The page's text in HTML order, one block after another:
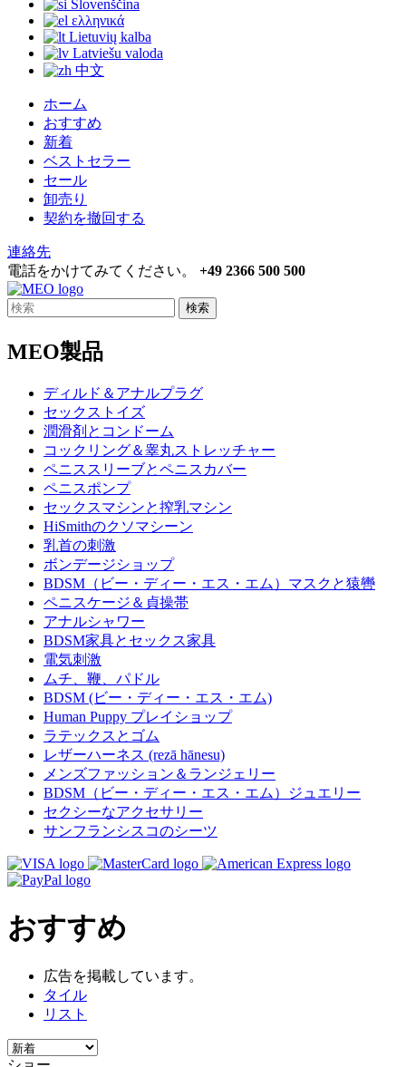
Slovenščina
ελληνικά
Lietuvių kalba
Latviešu valoda
中文
ホーム
おすすめ
新着
ベストセラー
セール
卸売り
契約を撤回する
連絡先
電話をかけてみてください。 +49 2366 500 500
検索
MEO製品
ディルド＆アナルプラグ
セックストイズ
潤滑剤とコンドーム
コックリング＆睾丸ストレッチャー
ペニススリーブとペニスカバー
ペニスポンプ
セックスマシンと搾乳マシン
HiSmithのクソマシーン
乳首の刺激
ボンデージショップ
BDSM（ビー・ディー・エス・エム）マスクと猿轡
ペニスケージ＆貞操帯
アナルシャワー
BDSM家具とセックス家具
電気刺激
ムチ、鞭、パドル
BDSM (ビー・ディー・エス・エム)
Human Puppy プレイショップ
ラテックスとゴム
レザーハーネス (rezā hānesu)
メンズファッション＆ランジェリー
BDSM（ビー・ディー・エス・エム）ジュエリー
セクシーなアクセサリー
サンフランシスコのシーツ
おすすめ
広告を掲載しています。
タイル
リスト